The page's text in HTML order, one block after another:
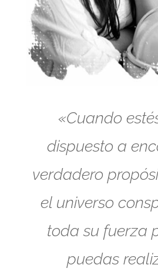
«Cuando
dispuesto a
verdadero
el universo
toda su fuerza
puedas